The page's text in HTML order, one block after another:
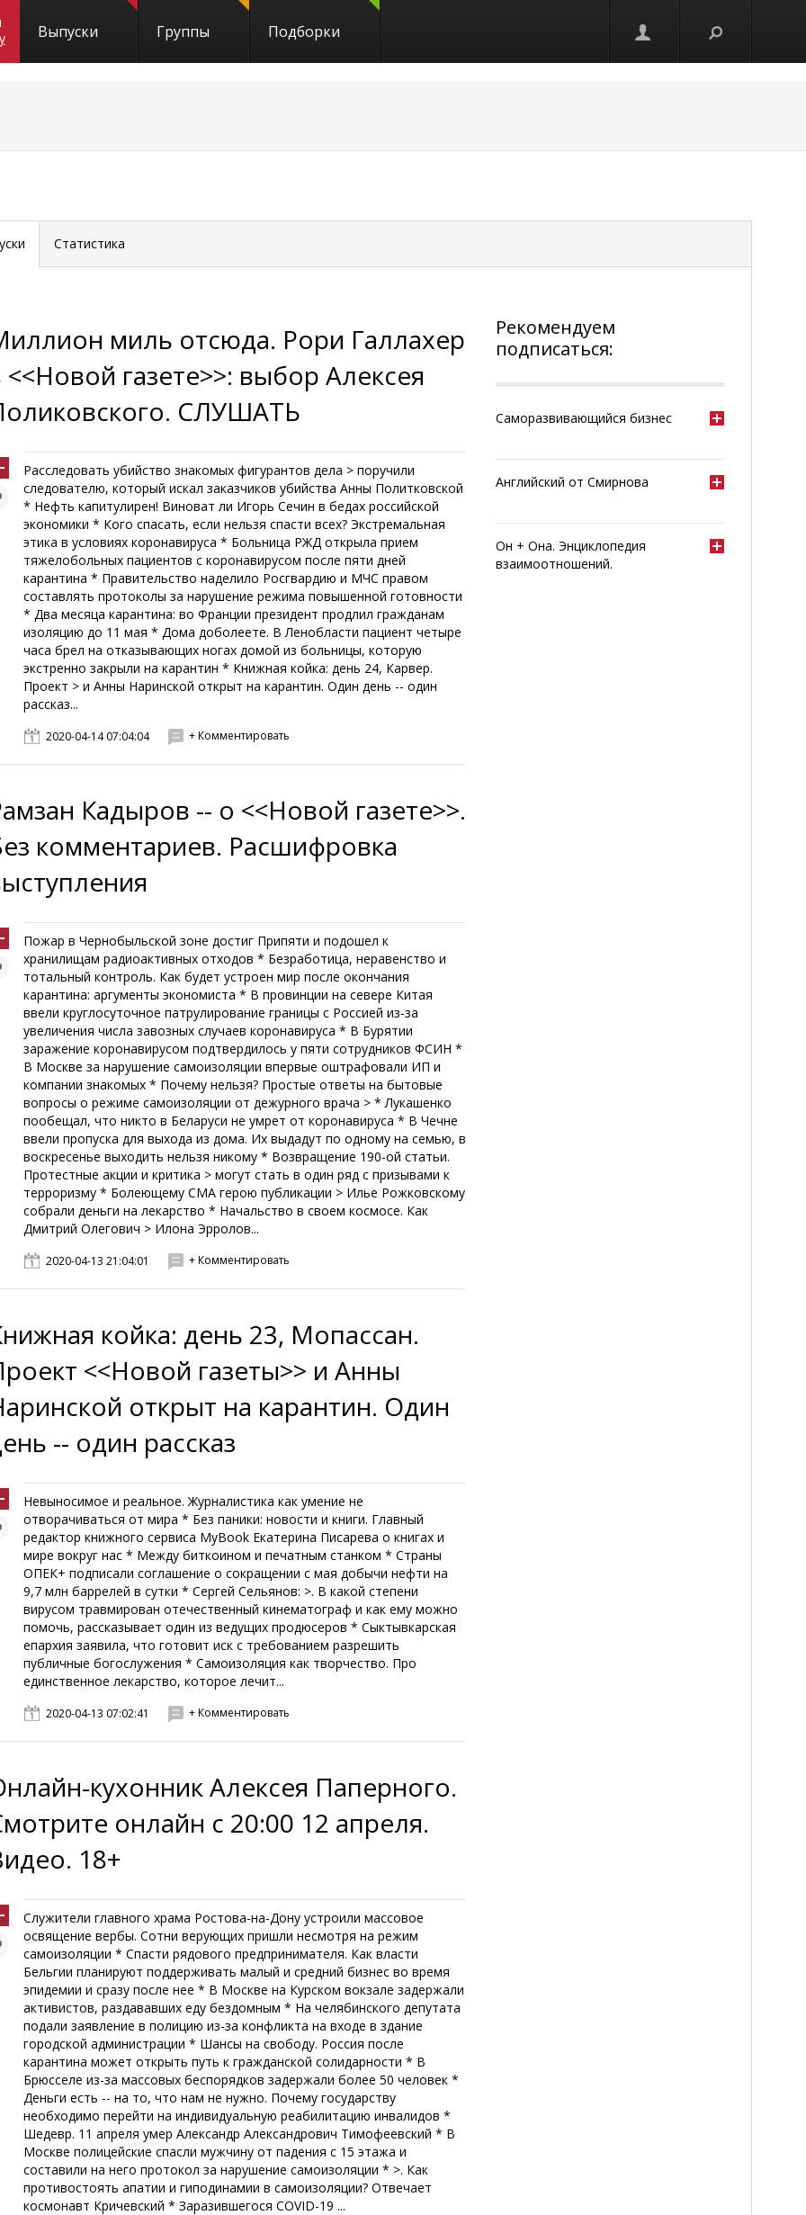
Выпуски Группы Подборки
Статистика
миль отсюда. Рори Галлахер
<<Новой газете>>: выбор Алексея
СЛУШАТЬ
Расследовать убийство знакомых фигурантов дела > поручили
следователю, который искал заказчиков убийства Анны Политковской
* Нефть капитулирен! Виноват ли Игорь Сечин в бедах российской
экономики * Кого спасать, если нельзя спасти всех? Экстремальная
этика в условиях коронавируса * Больница РЖД открыла прием
тяжелобольных пациентов с коронавирусом после пяти дней
карантина * Правительство наделило Росгвардию и МЧС правом
составлять протоколы за нарушение режима повышенной готовности
* Два месяца карантина: во Франции президент продлил гражданам
изоляцию до 11 мая * Дома доболеете. В Ленобласти пациент четыре
часа брел на отказывающих ногах домой из больницы, которую
экстренно закрыли на карантин * Книжная койка: день 24, Карвер.
Проект > и Анны Наринской открыт на карантин. Один день -- один
рассказ...
2020-04-14 07:04:04 + Комментировать
Кадыров -- о <<Новой газете>>.
комментариев. Расшифровка
Пожар в Чернобыльской зоне достиг Припяти и подошел к
хранилищам радиоактивных отходов * Безработица, неравенство и
тотальный контроль. Как будет устроен мир после окончания
карантина: аргументы экономиста * В провинции на севере Китая
ввели круглосуточное патрулирование границы с Россией из-за
увеличения числа завозных случаев коронавируса * В Бурятии
заражение коронавирусом подтвердилось у пяти сотрудников ФСИН *
В Москве за нарушение самоизоляции впервые оштрафовали ИП и
компании знакомых * Почему нельзя? Простые ответы на бытовые
вопросы о режиме самоизоляции от дежурного врача > * Лукашенко
пообещал, что никто в Беларуси не умрет от коронавируса * В Чечне
ввели пропуска для выхода из дома. Их выдадут по одному на семью, в
воскресенье выходить нельзя никому * Возвращение 190-ой статьи.
Протестные акции и критика > могут стать в один ряд с призывами к
терроризму * Болеющему СМА герою публикации > Илье Рожковскому
собрали деньги на лекарство * Начальство в своем космосе. Как
Дмитрий Олегович > Илона Эрролов...
2020-04-13 21:04:01 + Комментировать
койка: день 23, Мопассан.
<<Новой газеты>> и Анны
открыт на карантин. Один
-- один рассказ
Невыносимое и реальное. Журналистика как умение не
отворачиваться от мира * Без паники: новости и книги. Главный
редактор книжного сервиса MyBook Екатерина Писарева о книгах и
мире вокруг нас * Между биткоином и печатным станком * Страны
ОПЕК+ подписали соглашение о сокращении с мая добычи нефти на
9,7 млн баррелей в сутки * Сергей Сельянов: >. В какой степени
вирусом травмирован отечественный кинематограф и как ему можно
помочь, рассказывает один из ведущих продюсеров * Сыктывкарская
епархия заявила, что готовит иск с требованием разрешить
публичные богослужения * Самоизоляция как творчество. Про
единственное лекарство, которое лечит...
2020-04-13 07:02:41 + Комментировать
кухонник Алексея Паперного.
онлайн с 20:00 12 апреля.
18+
Служители главного храма Ростова-на-Дону устроили массовое
освящение вербы. Сотни верующих пришли несмотря на режим
самоизоляции * Спасти рядового предпринимателя. Как власти
Бельгии планируют поддерживать малый и средний бизнес во время
эпидемии и сразу после нее * В Москве на Курском вокзале задержали
активистов, раздававших еду бездомным * На челябинского депутата
подали заявление в полицию из-за конфликта на входе в здание
городской администрации * Шансы на свободу. Россия после
карантина может открыть путь к гражданской солидарности * В
Брюсселе из-за массовых беспорядков задержали более 50 человек *
Деньги есть -- на то, что нам не нужно. Почему государству
необходимо перейти на индивидуальную реабилитацию инвалидов *
Шедевр. 11 апреля умер Александр Александрович Тимофеевский * В
Москве полицейские спасли мужчину от падения с 15 этажа и
составили на него протокол за нарушение самоизоляции * >. Как
противостоять апатии и гиподинамии в самоизоляции? Отвечает
космонавт Кричевский * Заразившегося COVID-19 ...
Рекомендуем
подписаться:
Саморазвивающийся бизнес
Английский от Смирнова
Он + Она. Энциклопедия
взаимоотношений.